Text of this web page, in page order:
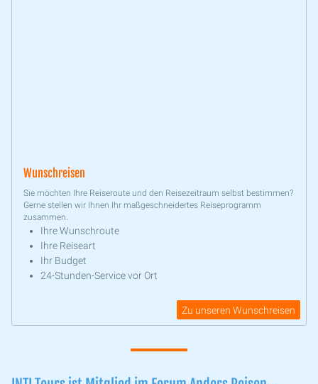
Wunschreisen
Sie möchten Ihre Reiseroute und den Reisezeitraum selbst bestimmen?
Gerne stellen wir Ihnen Ihr maßgeschneidertes Reiseprogramm
zusammen.
Ihre Wunschroute
Ihre Reiseart
Ihr Budget
24-Stunden-Service vor Ort
Zu unseren Wunschreisen